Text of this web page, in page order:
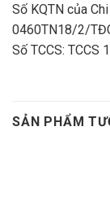
Số KQTN của
0460TN18/2/
Số TCCS: TCCS
SẢN PHẨM